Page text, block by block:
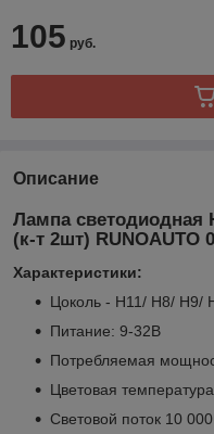
105 руб.
Описание
Лампа светодиодная
(к-т 2шт) RUNOAUTO
Характеристики:
Цоколь - H11/ H8/ H9/
Питание: 9-32В
Потребляемая
Цветовая
Световой поток 10